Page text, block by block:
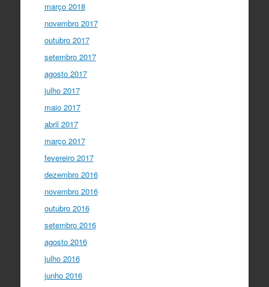
março 2018
novembro 2017
outubro 2017
setembro 2017
agosto 2017
julho 2017
maio 2017
abril 2017
março 2017
fevereiro 2017
dezembro 2016
novembro 2016
outubro 2016
setembro 2016
agosto 2016
julho 2016
junho 2016